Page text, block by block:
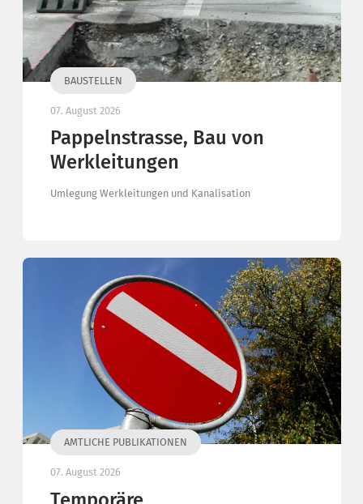
BAUSTELLEN
07. August 2026
Pappelnstrasse, Bau von
Werkleitungen
Umlegung Werkleitungen und Kanalisation
AMTLICHE PUBLIKATIONEN
07. August 2026